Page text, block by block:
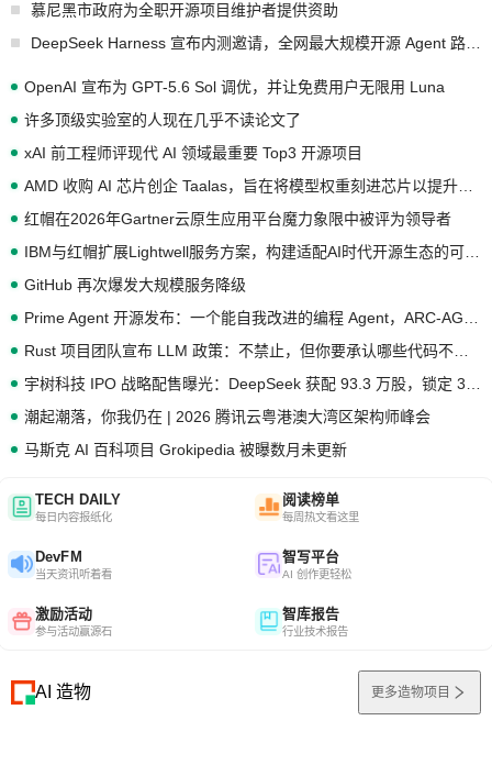
慕尼黑市政府为全职开源项目维护者提供资助
OpenAI 宣布为 GPT-5.6 Sol 调优，并让免费用户无限用 Luna
许多顶级实验室的人现在几乎不读论文了
xAI 前工程师评现代 AI 领域最重要 Top3 开源项目
红帽在2026年Gartner云原生应用平台魔力象限中被评为领导者
GitHub 再次爆发大规模服务降级
潮起潮落，你我仍在 | 2026 腾讯云粤港澳大湾区架构师峰会
马斯克 AI 百科项目 Grokipedia 被曝数月未更新
TECH DAILY
每日内容报纸化
阅读榜单
每周热文看这里
DevFM
当天资讯听着看
智写平台
AI 创作更轻松
激励活动
参与活动赢源石
智库报告
行业技术报告
AI 造物 更多造物项目